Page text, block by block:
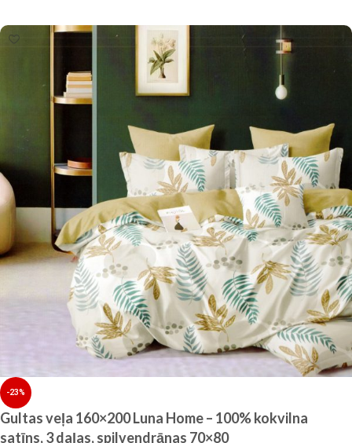
-23%
Gultas veļa 160×200 Luna Home – 100% kokvilna
satīns, 3 daļas, spilvendrānas 70×80